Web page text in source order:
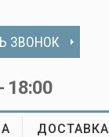
ЗВОНОК
18:00
ДОСТАВКА